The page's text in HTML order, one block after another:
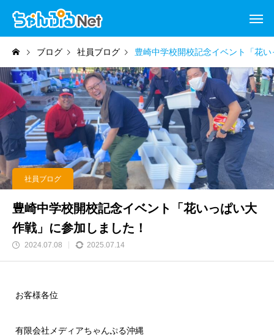
ブログ 社員ブログ 豊崎中学校開校記念イベント「花
社員ブログ
豊崎中学校開校記念イベント「花いっぱい大
作戦」に参加しました！
2024.07.08 2025.07.14
お客様各位
有限会社メディアちゃんぷる沖縄